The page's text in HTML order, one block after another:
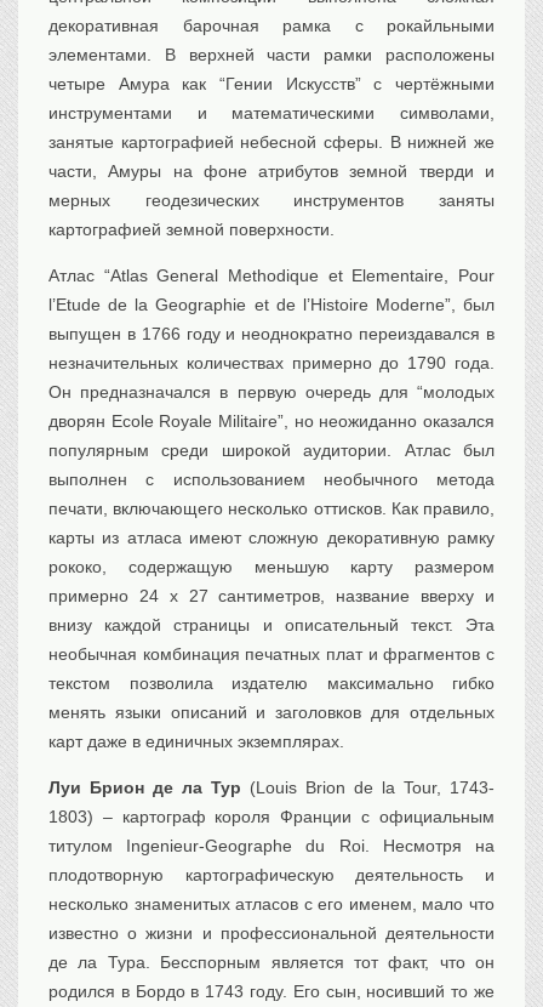
декоративная барочная рамка с рокайльными
элементами. В верхней части рамки расположены
четыре Амура как “Гении Искусств” с чертёжными
инструментами и математическими символами,
занятые картографией небесной сферы. В нижней же
части, Амуры на фоне атрибутов земной тверди и
мерных геодезических инструментов заняты
картографией земной поверхности.
Атлас “Atlas General Methodique et Elementaire, Pour
l’Etude de la Geographie et de l’Histoire Moderne”, был
выпущен в 1766 году и неоднократно переиздавался в
незначительных количествах примерно до 1790 года.
Он предназначался в первую очередь для “молодых
дворян Ecole Royale Militaire”, но неожиданно оказался
популярным среди широкой аудитории. Атлас был
выполнен с использованием необычного метода
печати, включающего несколько оттисков. Как правило,
карты из атласа имеют сложную декоративную рамку
рококо, содержащую меньшую карту размером
примерно 24 x 27 сантиметров, название вверху и
внизу каждой страницы и описательный текст. Эта
необычная комбинация печатных плат и фрагментов с
текстом позволила издателю максимально гибко
менять языки описаний и заголовков для отдельных
карт даже в единичных экземплярах.
Луи Брион де ла Тур (Louis Brion de la Tour, 1743-
1803) – картограф короля Франции с официальным
титулом Ingenieur-Geographe du Roi. Несмотря на
плодотворную картографическую деятельность и
несколько знаменитых атласов с его именем, мало что
известно о жизни и профессиональной деятельности
де ла Тура. Бесспорным является тот факт, что он
родился в Бордо в 1743 году. Его сын, носивший то же